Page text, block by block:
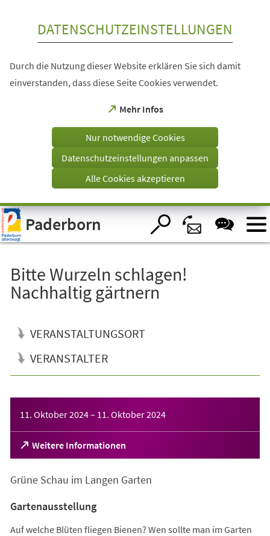
Visuelle
Assistenzsoftware
öffnen.
DATENSCHUTZEINSTELLUNGEN
Durch die Nutzung dieser Website erklären Sie sich damit
einverstanden, dass diese Seite Cookies verwendet.
Mehr Infos
(Öffnet
einem
Tab)
Nur notwendige Cookies
Datenschutzeinstellungen anpassen
Alle Cookies akzeptieren
Paderborn
Bitte Wurzeln schlagen!
Nachhaltig gärtnern
VERANSTALTUNGSORT
VERANSTALTER
11. Oktober 2024– 11. Oktober 2024
Weitere Informationen
(Öffnet
in
neuen
Grüne Schau im Langen Garten
Gartenausstellung
Auf welche Blüten fliegen Bienen? Wen sollte man im Garten